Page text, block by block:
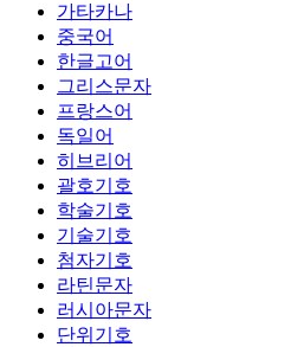
가타카나
중국어
한글고어
그리스문자
프랑스어
독일어
히브리어
괄호기호
학술기호
기술기호
첨자기호
라틴문자
러시아문자
단위기호